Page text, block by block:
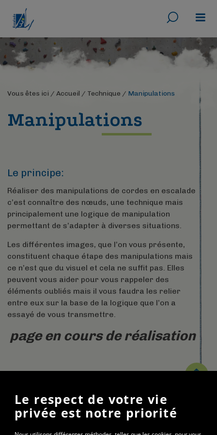
Rechercher Menu
Vous êtes ici / Accueil / Technique / Manipulations
Manipulations
Le principe:
Réaliser des manipulations de cordes en escalade
c’est connaître des nœuds, une technique mais
principalement une logique de manipulation
permettant de s’adapter à diverses situations.
Les différentes images, que l’on vous présente,
constituent chaque étape des manipulations mais
ce n’est que du visuel et cela ne suffit pas. Elles
peuvent vous aider pour vous rappeler des
éléments oubliés mais il vous faudra les relier
entre eux sur la base de la logique que l’on a
essayé de vous transmettre.
page en cours de réalisation
Gymnase St-Roch
20 rue Charles Démia
Le respect de votre vie
privée est notre priorité